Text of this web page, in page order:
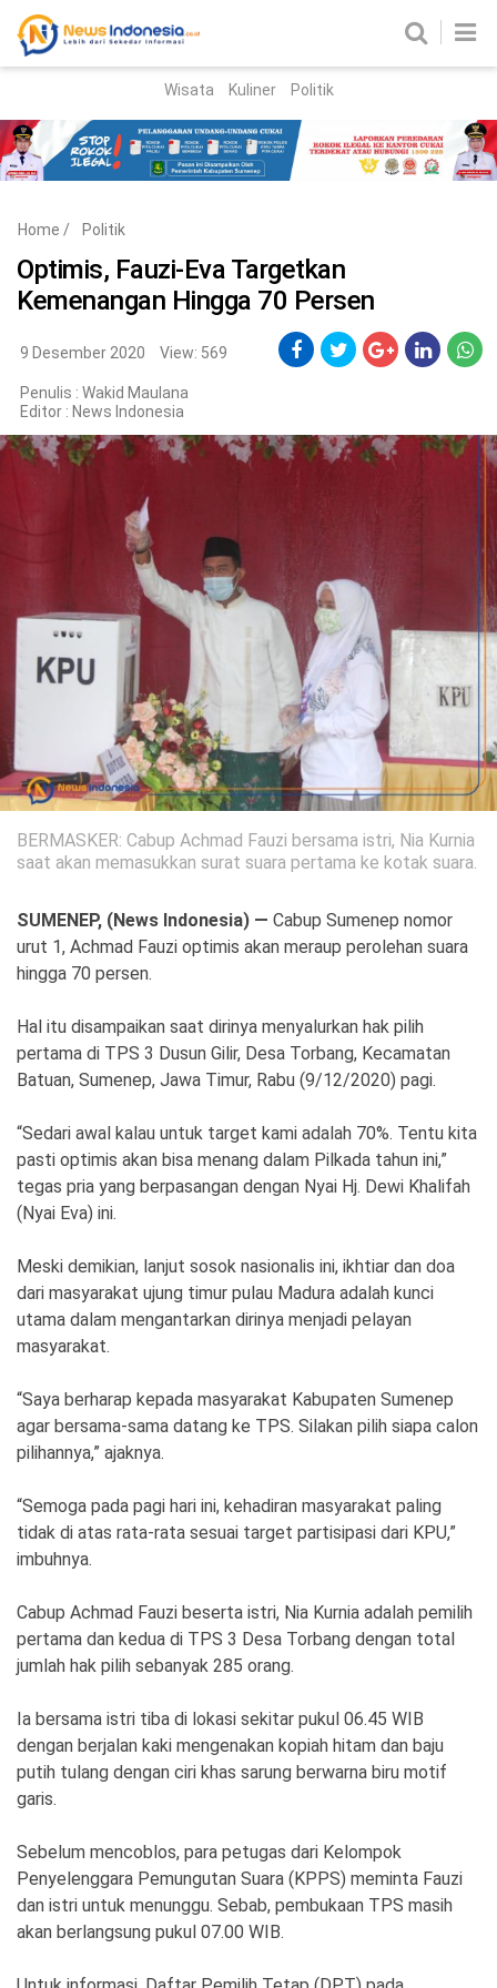
Parlemen
Nasional
Peristiwa
Hukum Kriminal
Korupsi
Gaya Hidup
Kuliner
Otomotif
Ilmiah
Teknologi
SosBud
Wisata
Indeks Birokrasi
Copyright
Indonesia
All
Right
Reserve
Wisata Kuliner Politik
Home / Politik
Optimis, Fauzi-Eva Targetkan
Kemenangan Hingga 70 Persen
9 Desember 2020 View: 569
Penulis : Wakid Maulana
Editor : News Indonesia
BERMASKER: Cabup Achmad Fauzi bersama istri, Nia Kurnia
saat akan memasukkan surat suara pertama ke kotak suara.
SUMENEP, (News Indonesia) — Cabup Sumenep nomor
urut 1, Achmad Fauzi optimis akan meraup perolehan suara
hingga 70 persen.
Hal itu disampaikan saat dirinya menyalurkan hak pilih
pertama di TPS 3 Dusun Gilir, Desa Torbang, Kecamatan
Batuan, Sumenep, Jawa Timur, Rabu (9/12/2020) pagi.
“Sedari awal kalau untuk target kami adalah 70%. Tentu kita
pasti optimis akan bisa menang dalam Pilkada tahun ini,”
tegas pria yang berpasangan dengan Nyai Hj. Dewi Khalifah
(Nyai Eva) ini.
Meski demikian, lanjut sosok nasionalis ini, ikhtiar dan doa
dari masyarakat ujung timur pulau Madura adalah kunci
utama dalam mengantarkan dirinya menjadi pelayan
masyarakat.
“Saya berharap kepada masyarakat Kabupaten Sumenep
agar bersama-sama datang ke TPS. Silakan pilih siapa calon
pilihannya,” ajaknya.
“Semoga pada pagi hari ini, kehadiran masyarakat paling
tidak di atas rata-rata sesuai target partisipasi dari KPU,”
imbuhnya.
Cabup Achmad Fauzi beserta istri, Nia Kurnia adalah pemilih
pertama dan kedua di TPS 3 Desa Torbang dengan total
jumlah hak pilih sebanyak 285 orang.
Ia bersama istri tiba di lokasi sekitar pukul 06.45 WIB
dengan berjalan kaki mengenakan kopiah hitam dan baju
putih tulang dengan ciri khas sarung berwarna biru motif
garis.
Sebelum mencoblos, para petugas dari Kelompok
Penyelenggara Pemungutan Suara (KPPS) meminta Fauzi
dan istri untuk menunggu. Sebab, pembukaan TPS masih
akan berlangsung pukul 07.00 WIB.